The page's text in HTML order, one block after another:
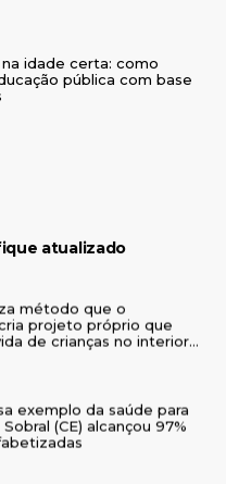
idade certa: como
pública com base
atualizado
projeto próprio que
de crianças no interior
(CE) alcançou 97%